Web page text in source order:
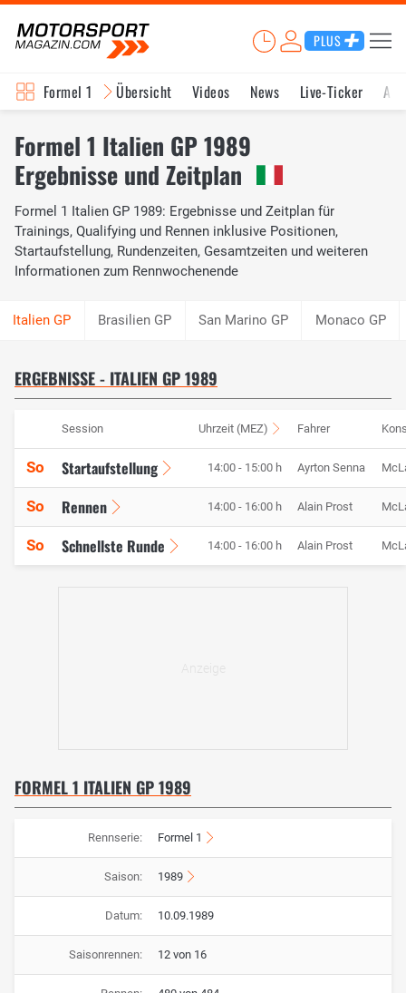
PLUS
Formel 1 Übersicht Videos News Live-Ticker
Formel 1 Italien GP 1989
Ergebnisse und Zeitplan
Formel 1 Italien GP 1989: Ergebnisse und Zeitplan für
Trainings, Qualifying und Rennen inklusive Positionen,
Startaufstellung, Rundenzeiten, Gesamtzeiten und weiteren
Informationen zum Rennwochenende
Brasilien GP San Marino GP Monaco GP
ERGEBNISSE - ITALIEN GP 1989
Session Uhrzeit (MEZ) Fahrer
So Startaufstellung 14:00 - 15:00 h Ayrton Senna
So Rennen 14:00 - 16:00 h Alain Prost
So Schnellste Runde 14:00 - 16:00 h Alain Prost
FORMEL 1 ITALIEN GP 1989
Rennserie: Formel 1
Saison: 1989
Datum: 10.09.1989
Saisonrennen: 12 von 16